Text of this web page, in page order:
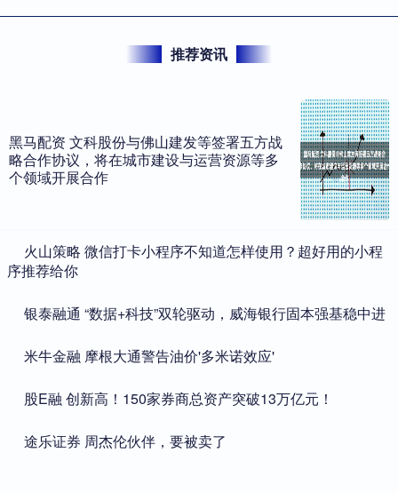
推荐资讯
黑马配资 文科股份与佛山建发等签署五方战
略合作协议，将在城市建设与运营资源等多
个领域开展合作
​火山策略 微信打卡小程序不知道怎样使用？超好用的小程
序推荐给你
​银泰融通 “数据+科技”双轮驱动，威海银行固本强基稳中进
​米牛金融 摩根大通警告油价'多米诺效应'
​股E融 创新高！150家券商总资产突破13万亿元！
​途乐证券 周杰伦伙伴，要被卖了